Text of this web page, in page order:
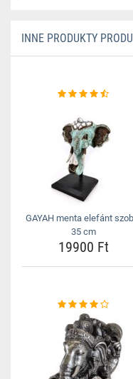
INNE PRODUKTY
GAYAH menta elefánt
35 cm
19900 Ft